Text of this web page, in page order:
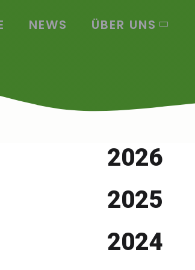
NEWS ÜBER UNS
2026
2025
2024